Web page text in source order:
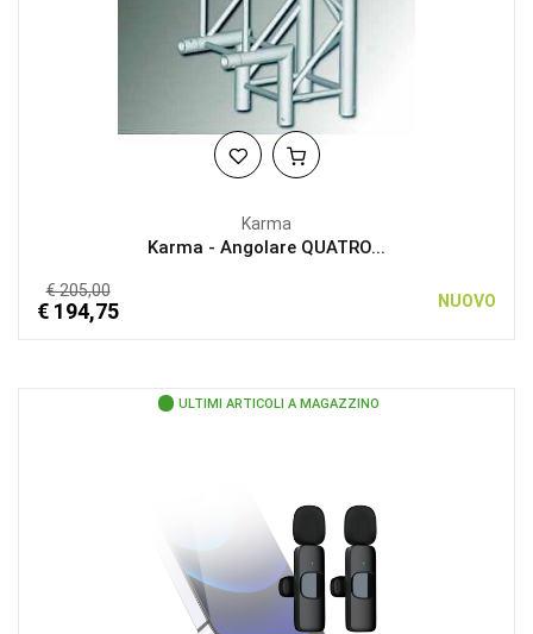
Karma
Karma - Angolare QUATRO...
€ 205,00
€ 194,75 NUOVO
ULTIMI ARTICOLI A MAGAZZINO